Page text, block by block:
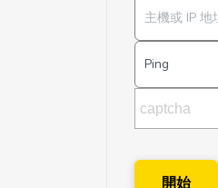
開始